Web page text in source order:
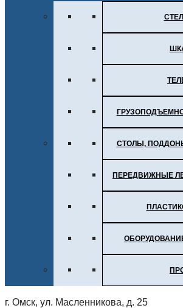
СТОЛЫ,
ПЕРЕДВИЖНЫЕ
г. Омск, ул. Масленникова, д. 25